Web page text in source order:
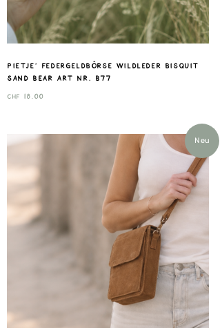
Pietje‘ Federgeldbörse Wildleder bisquit
sand Bear art nr. B77
CHF 18.00
Neu